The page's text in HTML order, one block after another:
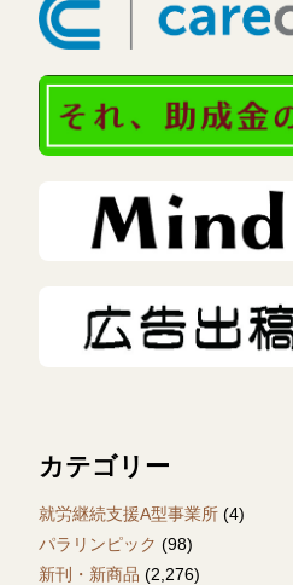
カテゴリー
就労継続支援A型事業所 (4)
パラリンピック (98)
新刊・新商品 (2,276)